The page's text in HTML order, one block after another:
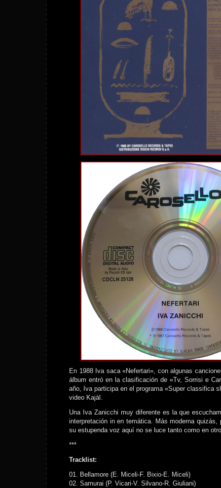
En 1988 Iva saca «Nefertari», con algunas
álbum entró en la clasificación de «Tv, Sorrisi e
año, Iva participa en el programa «Super classifica
video Kajàl.
Una Iva Zanicchi muy diferente es la que
interpretación in en temática. Más moderna quizás,
su estupenda voz aquí no se luce tanto como en
***
Tracklist:
01. Bellamore (E. Miceli-F. Bixio-E. Miceli)
02. Samurai (P. Vicari-V. Silvano-R. Giuliani)